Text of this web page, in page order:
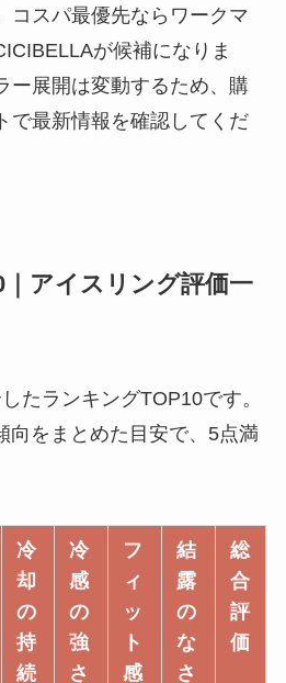
コスパ最優先ならワークマ
が候補になりま
ー展開は変動するため、購
で最新情報を確認してくだ
アイスリング評価一
たランキングTOP10です。
向をまとめた目安で、5点満
冷
却
の
持
続
冷
感
の
強
さ
フ
ィ
ッ
ト
感
結
露
の
な
さ
総
合
評
価